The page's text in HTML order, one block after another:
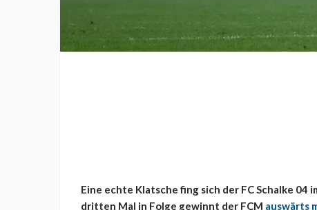
Eine echte Klatsche fing sich der FC Schalke 04
dritten Mal in Folge gewinnt der FCM auswärts